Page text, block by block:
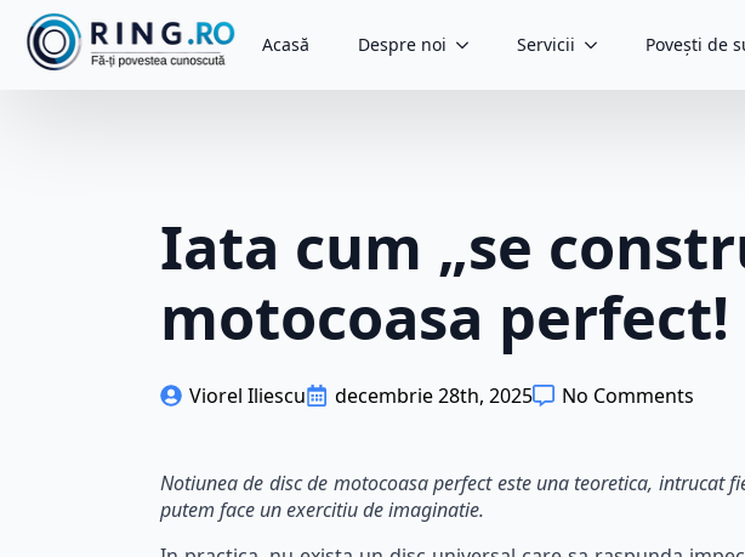
Acasă Despre noi Servicii Povești de
Iata cum „se
motocoasa perfect!
Viorel Iliescu decembrie 28th, 2025 No Comments
Notiunea de disc de motocoasa perfect este una teoretica,
putem face un exercitiu de imaginatie.